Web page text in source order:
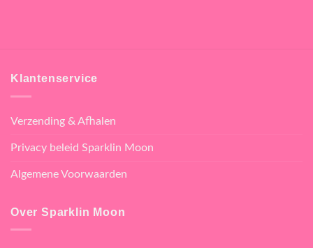
Klantenservice
Verzending & Afhalen
Privacy beleid Sparklin Moon
Algemene Voorwaarden
Over Sparklin Moon